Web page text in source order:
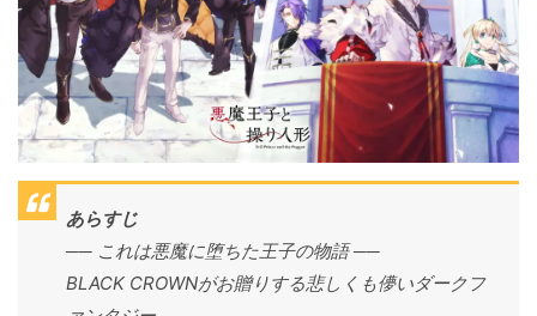
あらすじ
── これは悪魔に堕ちた王子の物語 ──
BLACK CROWNがお贈りする悲しくも儚いダークフ